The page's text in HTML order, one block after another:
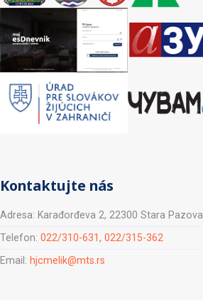
Kontaktujte nás
Adresa: Karađorđeva 2, 22300 Stara Pazova
Telefon: 022/310-631, 022/315-362
Email: hjcmelik@mts.rs